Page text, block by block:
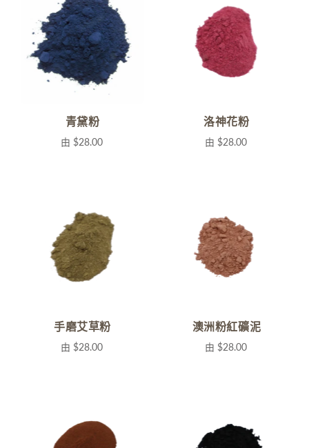
青黛粉
由 $28.00
洛神花粉
由 $28.00
手磨艾草粉
由 $28.00
澳洲粉紅礦泥
由 $28.00